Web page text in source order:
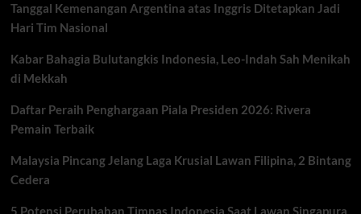
Four
Proliga
Solo
Tanggal Kemenangan Argentina atas Inggris Ditetapkan Jadi
Hari Tim Nasional
Kabar Bahagia Bulutangkis Indonesia, Leo-Indah Sah Menikah
di Mekkah
Daftar Peraih Penghargaan Piala Presiden 2026: Rivera
Pemain Terbaik
Malaysia Pincang Jelang Laga Krusial Lawan Filipina, 2 Bintang
Cedera
5 Potensi Perubahan Timnas Indonesia Saat Lawan Singapura